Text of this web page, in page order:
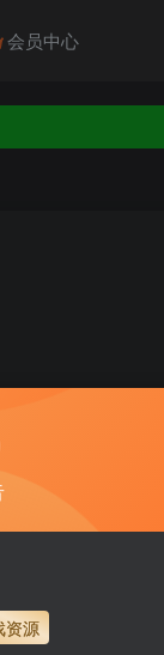
会员中心
资源